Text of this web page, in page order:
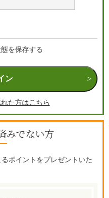
を保存する
ン
た方はこちら
みでない方
ポイントをプレゼントいた